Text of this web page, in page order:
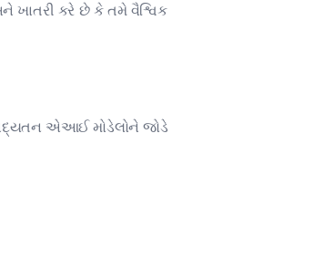
ખાતરી કરે છે કે તમે વૈશ્વિક
અદ્યતન એઆઈ મોડેલોને જોડે